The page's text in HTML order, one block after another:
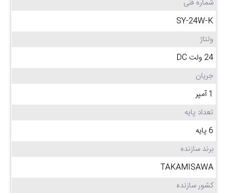
شماره فنی
SY-24W-K
ولتاژ
24 ولت DC
جریان
1 آمپر
تعداد پایه
6 پایه
برند سازنده
TAKAMISAWA
کشور سازنده